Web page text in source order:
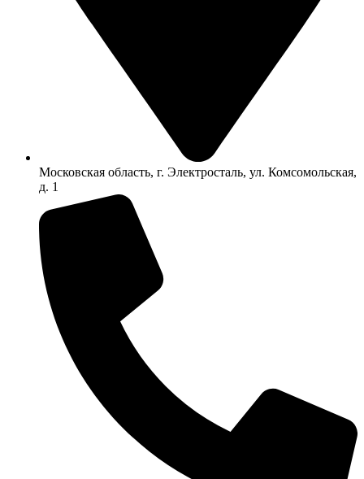
Московская область, г. Электросталь, ул. Комсомольская,
д. 1